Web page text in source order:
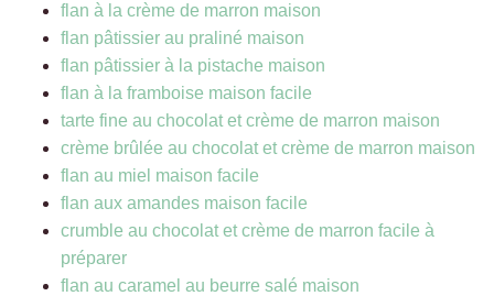
flan à la crème de marron maison
flan pâtissier au praliné maison
flan pâtissier à la pistache maison
flan à la framboise maison facile
tarte fine au chocolat et crème de marron maison
crème brûlée au chocolat et crème de marron maison
flan au miel maison facile
flan aux amandes maison facile
crumble au chocolat et crème de marron facile à
préparer
flan au caramel au beurre salé maison